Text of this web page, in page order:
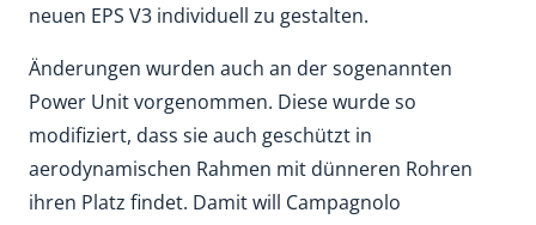
neuen EPS V3 individuell zu gestalten.
Änderungen wurden auch an der sogenannten
Power Unit vorgenommen. Diese wurde so
modifiziert, dass sie auch geschützt in
aerodynamischen Rahmen mit dünneren Rohren
ihren Platz findet. Damit will Campagnolo